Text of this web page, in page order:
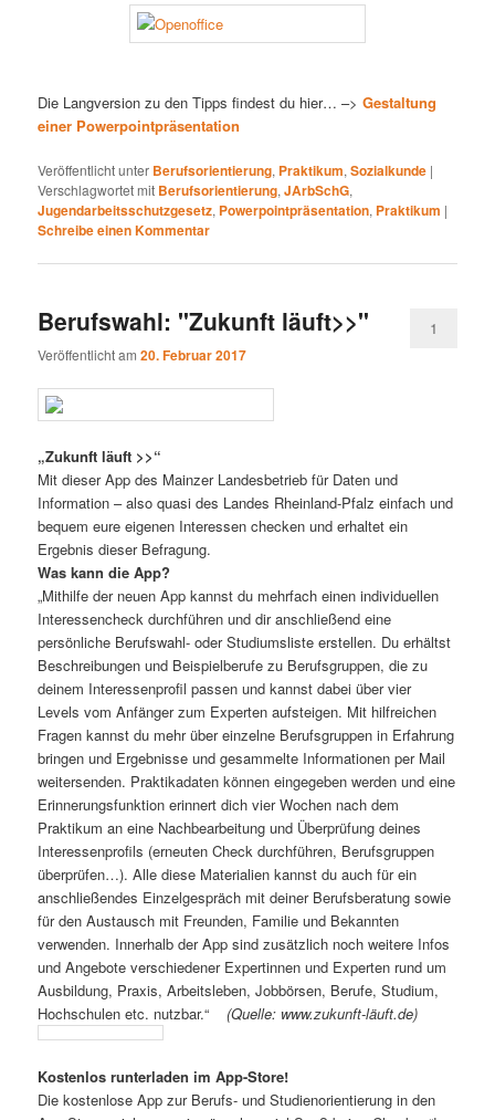
Die Langversion zu den Tipps findest du hier… –>Gestaltung
einer Powerpointpräsentation
Veröffentlicht unter Berufsorientierung, Praktikum,Sozialkunde |
Verschlagwortet mit Berufsorientierung,JArbSchG,
Jugendarbeitsschutzgesetz, Powerpointpräsentation, Praktikum |
Schreibe einen Kommentar
Berufswahl: "Zukunft läuft>>"
Veröffentlicht am20. Februar 2017
1
„Zukunft läuft >>“
Mit dieser App des Mainzer Landesbetrieb für Daten und
Information – also quasi des Landes Rheinland-Pfalz einfach und
bequem eure eigenen Interessen checken und erhaltet ein
Ergebnis dieser Befragung.
Was kann die App?
„Mithilfe der neuen App kannst du mehrfach einen individuellen
Interessencheck durchführen und dir anschließend eine
persönliche Berufswahl- oder Studiumsliste erstellen. Du erhältst
Beschreibungen und Beispielberufe zu Berufsgruppen, die zu
deinem Interessenprofil passen und kannst dabei über vier
Levels vom Anfänger zum Experten aufsteigen. Mit hilfreichen
Fragen kannst du mehr über einzelne Berufsgruppen in Erfahrung
bringen und Ergebnisse und gesammelte Informationen per Mail
weitersenden. Praktikadaten können eingegeben werden und eine
Erinnerungsfunktion erinnert dich vier Wochen nach dem
Praktikum an eine Nachbearbeitung und Überprüfung deines
Interessenprofils (erneuten Check durchführen, Berufsgruppen
überprüfen…). Alle diese Materialien kannst du auch für ein
anschließendes Einzelgespräch mit deiner Berufsberatung sowie
für den Austausch mit Freunden, Familie und Bekannten
verwenden. Innerhalb der App sind zusätzlich noch weitere Infos
und Angebote verschiedener Expertinnen und Experten rund um
Ausbildung, Praxis, Arbeitsleben, Jobbörsen, Berufe, Studium,
Hochschulen etc. nutzbar.“(Quelle: www.zukunft-läuft.de)
Kostenlos runterladen im App-Store!
Die kostenlose App zur Berufs- und Studienorientierung in den